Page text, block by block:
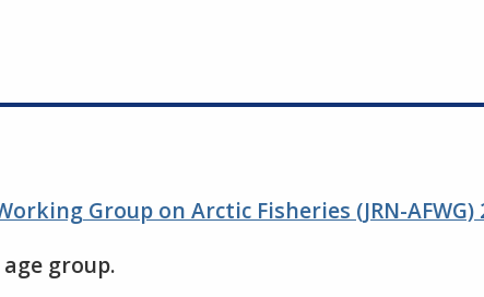
Group on Arctic Fisheries (JRN-AFWG)
group.